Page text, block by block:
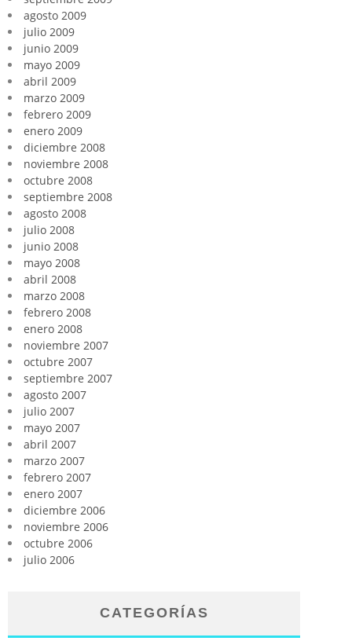
agosto 2009
julio 2009
junio 2009
mayo 2009
abril 2009
marzo 2009
febrero 2009
enero 2009
diciembre 2008
noviembre 2008
octubre 2008
septiembre 2008
agosto 2008
julio 2008
junio 2008
mayo 2008
abril 2008
marzo 2008
febrero 2008
enero 2008
noviembre 2007
octubre 2007
septiembre 2007
agosto 2007
julio 2007
mayo 2007
abril 2007
marzo 2007
febrero 2007
enero 2007
diciembre 2006
noviembre 2006
octubre 2006
julio 2006
CATEGORÍAS